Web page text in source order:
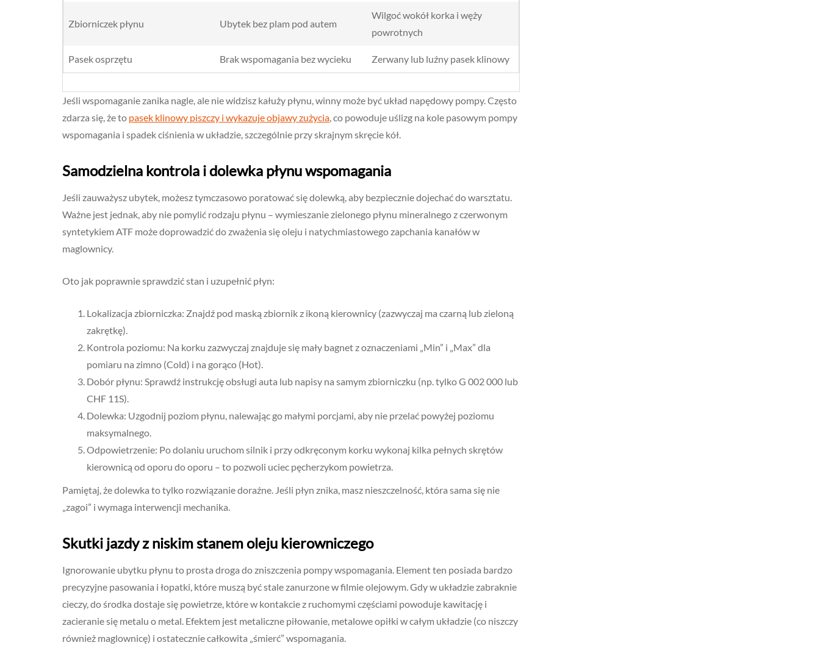
Zbiorniczek płynu Ubytek bez plam pod autem
Wilgoć wokół korka i węży
powrotnych
Pasek osprzętu Brak wspomagania bez wycieku Zerwany lub luźny pasek klinowy
Jeśli wspomaganie zanika nagle, ale nie widzisz kałuży płynu, winny może być układ napędowy pompy. Często
zdarza się, że to pasek klinowy piszczy i wykazuje objawy zużycia , co powoduje uślizg na kole pasowym pompy
wspomagania i spadek ciśnienia w układzie, szczególnie przy skrajnym skręcie kół.
Samodzielna kontrola i dolewka płynu wspomagania
Jeśli zauważysz ubytek, możesz tymczasowo poratować się dolewką, aby bezpiecznie dojechać do warsztatu.
Ważne jest jednak, aby nie pomylić rodzaju płynu – wymieszanie zielonego płynu mineralnego z czerwonym
syntetykiem ATF może doprowadzić do zważenia się oleju i natychmiastowego zapchania kanałów w
maglownicy.
Oto jak poprawnie sprawdzić stan i uzupełnić płyn:
Lokalizacja zbiorniczka: Znajdź pod maską zbiornik z ikoną kierownicy (zazwyczaj ma czarną lub zieloną
zakrętkę).
Kontrola poziomu: Na korku zazwyczaj znajduje się mały bagnet z oznaczeniami „Min” i „Max” dla
pomiaru na zimno (Cold) i na gorąco (Hot).
Dobór płynu: Sprawdź instrukcję obsługi auta lub napisy na samym zbiorniczku (np. tylko G 002 000 lub
CHF 11S).
Dolewka: Uzgodnij poziom płynu, nalewając go małymi porcjami, aby nie przelać powyżej poziomu
maksymalnego.
Odpowietrzenie: Po dolaniu uruchom silnik i przy odkręconym korku wykonaj kilka pełnych skrętów
kierownicą od oporu do oporu – to pozwoli uciec pęcherzykom powietrza.
Pamiętaj, że dolewka to tylko rozwiązanie doraźne. Jeśli płyn znika, masz nieszczelność, która sama się nie
„zagoi” i wymaga interwencji mechanika.
Skutki jazdy z niskim stanem oleju kierowniczego
Ignorowanie ubytku płynu to prosta droga do zniszczenia pompy wspomagania. Element ten posiada bardzo
precyzyjne pasowania i łopatki, które muszą być stale zanurzone w filmie olejowym. Gdy w układzie zabraknie
cieczy, do środka dostaje się powietrze, które w kontakcie z ruchomymi częściami powoduje kawitację i
zacieranie się metalu o metal. Efektem jest metaliczne piłowanie, metalowe opiłki w całym układzie (co niszczy
również maglownicę) i ostatecznie całkowita „śmierć” wspomagania.